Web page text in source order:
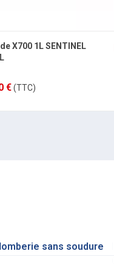
X700 1L SENTINEL
€(TTC)
sans soudure